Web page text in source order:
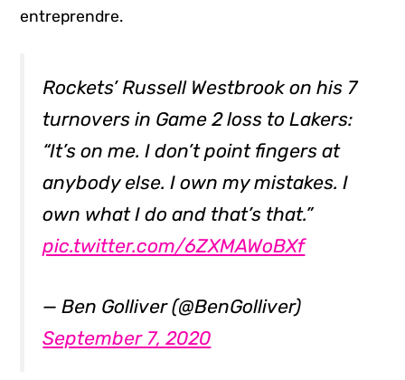
entreprendre.
Rockets’ Russell Westbrook on his 7
turnovers in Game 2 loss to Lakers:
“It’s on me. I don’t point fingers at
anybody else. I own my mistakes. I
own what I do and that’s that.”
pic.twitter.com/6ZXMAWoBXf
— Ben Golliver (@BenGolliver)
September 7, 2020